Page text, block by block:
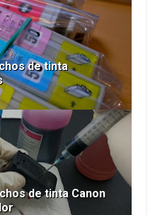
de tinta
de tinta Canon